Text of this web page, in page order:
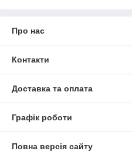
Про нас
Контакти
Доставка та оплата
Графік роботи
Повна версія сайту